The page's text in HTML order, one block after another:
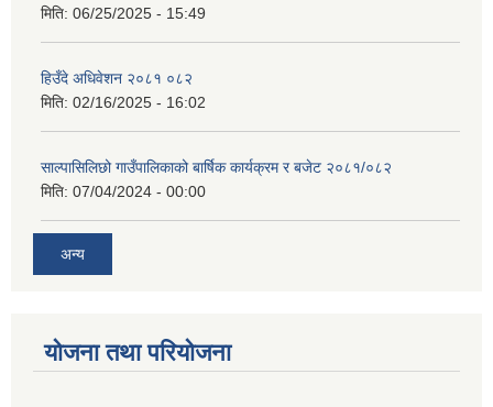
मिति: 06/25/2025 - 15:49
हिउँदे अधिवेशन २०८१ ०८२
मिति: 02/16/2025 - 16:02
साल्पासिलिछो गाउँपालिकाको बार्षिक कार्यक्रम र बजेट २०८१/०८२
मिति: 07/04/2024 - 00:00
अन्य
योजना तथा परियोजना